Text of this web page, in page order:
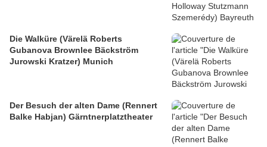
Die Walküre (Värelä Roberts
Gubanova Brownlee Bäckström
Jurowski Kratzer) Munich
Der Besuch der alten Dame (Rennert
Balke Habjan) Gärntnerplatztheater